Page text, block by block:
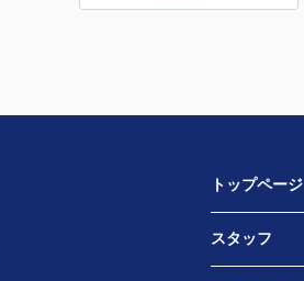
トップページ
スタッフ